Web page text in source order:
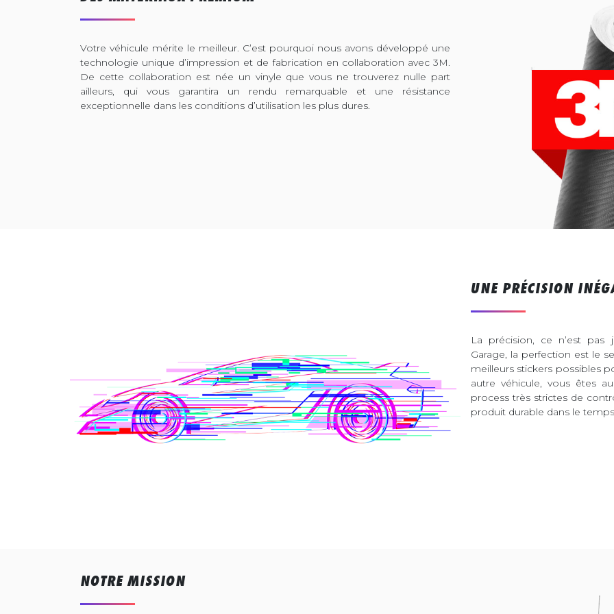
Votre véhicule mérite le meilleur. C’est pourquoi nous avons développé une
technologie unique d’impression et de fabrication en collaboration avec 3M.
De cette collaboration est née un vinyle que vous ne trouverez nulle part
ailleurs, qui vous garantira un rendu remarquable et une résistance
exceptionnelle dans les conditions d’utilisation les plus dures.
UNE PRÉCISION
La précision, ce n’est pas
Garage, la perfection est le
meilleurs stickers possibles
autre véhicule, vous êtes
process très strictes de
produit durable dans le
NOTRE MISSION